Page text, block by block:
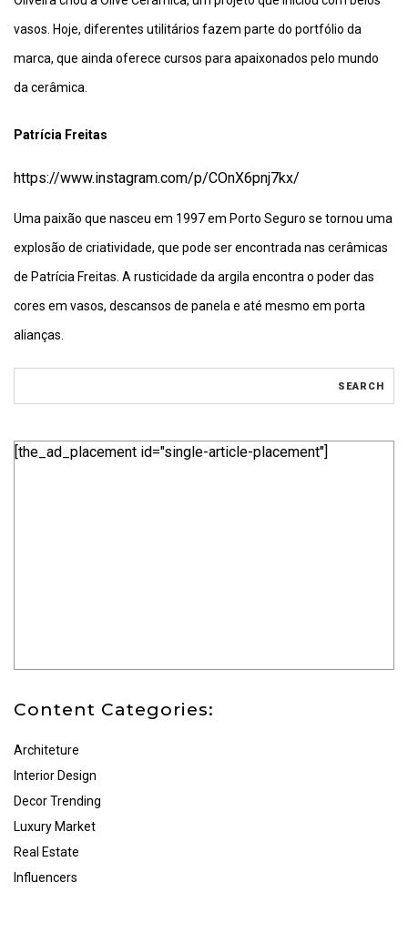
vasos. Hoje, diferentes utilitários fazem parte do portfólio da
marca, que ainda oferece cursos para apaixonados pelo mundo
da cerâmica.
Patrícia Freitas
https://www.instagram.com/p/COnX6pnj7kx/
Uma paixão que nasceu em 1997 em Porto Seguro se tornou uma
explosão de criatividade, que pode ser encontrada nas cerâmicas
de Patrícia Freitas. A rusticidade da argila encontra o poder das
cores em vasos, descansos de panela e até mesmo em porta
alianças.
[the_ad_placement id="single-article-placement"]
Content Categories:
Architeture
Interior Design
Decor Trending
Luxury Market
Real Estate
Influencers